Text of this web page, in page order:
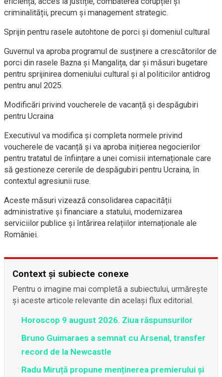
criminalității, precum și management strategic.
Sprijin pentru rasele autohtone de porci și domeniul cultural
Guvernul va aproba programul de susținere a crescătorilor de
porci din rasele Bazna și Mangalița, dar și măsuri bugetare
pentru sprijinirea domeniului cultural și al politicilor antidrog
pentru anul 2025.
Modificări privind voucherele de vacanță și despăgubiri
pentru Ucraina
Executivul va modifica și completa normele privind
voucherele de vacanță și va aproba inițierea negocierilor
pentru tratatul de înființare a unei comisii internaționale care
să gestioneze cererile de despăgubiri pentru Ucraina, în
contextul agresiunii ruse.
Aceste măsuri vizează consolidarea capacității
administrative și financiare a statului, modernizarea
serviciilor publice și întărirea relațiilor internaționale ale
României.
Context și subiecte conexe
Pentru o imagine mai completă a subiectului, urmărește
și aceste articole relevante din același flux editorial.
Horoscop 9 august 2026. Ziua răspunsurilor
Bruno Guimaraes a semnat cu Arsenal, transfer
record de la Newcastle
Radu Miruță propune menținerea premierului și